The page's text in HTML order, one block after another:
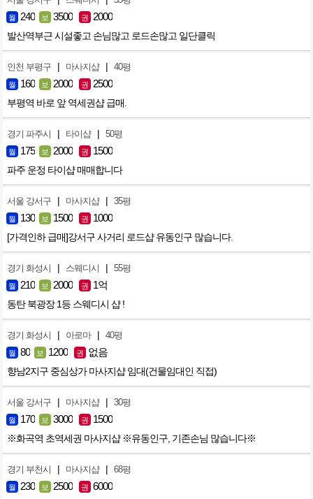
월 240 보 3500 권 2000
발산역부근 시설좋고 손님많고 로드손많고 일단클릭
인천 부평구 | 마사지샵 | 40평
월 160 보 2000 권 2500
부평역 바로 앞 역세권샵 급매.
경기 파주시 | 타이샵 | 50평
월 175 보 2000 권 1500
파주 운정 타이샵 매매합니다
서울 강서구 | 마사지샵 | 35평
월 130 보 1500 권 1000
[가격인하 급매]강서구 사거리 로드샵 유동인구 많습니다.
경기 화성시 | 스웨디시 | 55평
월 210 보 2000 권 1억
동탄 북광장 1등 스웨디시 샵 !
경기 화성시 | 아로마 | 40평
월 80 보 1200 권 없음
향남2지구 중심상가 마사지샵 임대(건물임대인 직접)
서울 강서구 | 마사지샵 | 30평
월 170 보 3000 권 1500
※화곡역 초역세권 마사지샵 ※유동인구, 기존손님 많습니다※
경기 부천시 | 마사지샵 | 68평
월 230 보 2500 권 6000